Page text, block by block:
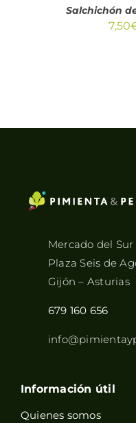
Salchichón
7,50
Mercado del Sur
Plaza Seis de
Gijón – Asturias
679 160 656
Información útil
Quienes somos